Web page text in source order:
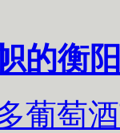
的衡
葡萄